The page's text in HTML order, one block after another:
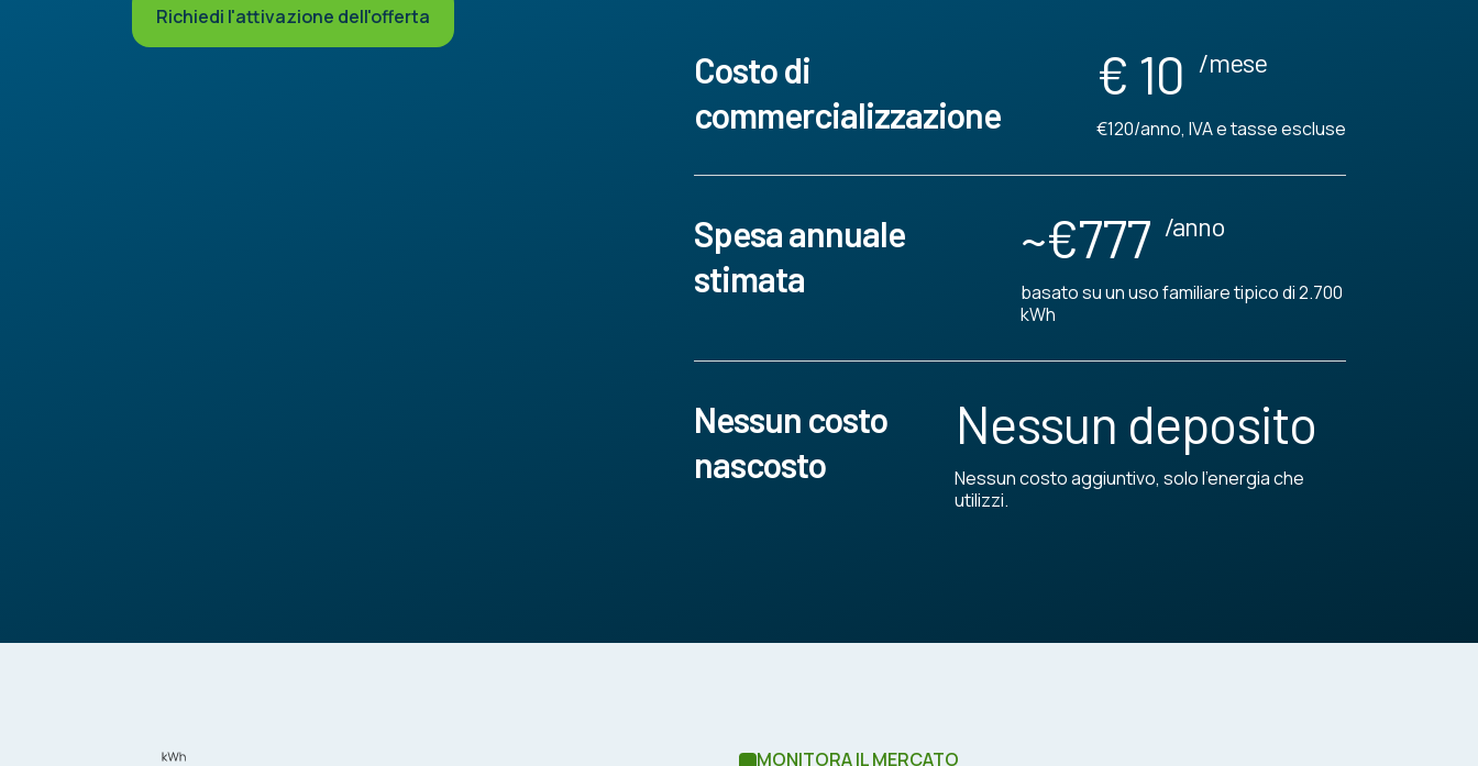
Richiedi l'attivazione dell'offerta
Costo di
commercializzazione
€ 10 /mese
€120/anno, IVA e tasse escluse
Spesa annuale
stimata
~€777 /anno
basato su un uso familiare tipico di 2.700
kWh
Nessun costo
nascosto
Nessun deposito
Nessun costo aggiuntivo, solo l'energia che
utilizzi.
MONITORA IL MERCATO